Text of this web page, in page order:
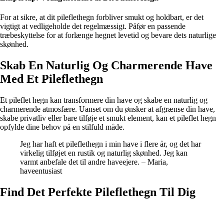
For at sikre, at dit pileflethegn forbliver smukt og holdbart, er det
vigtigt at vedligeholde det regelmæssigt. Påfør en passende
træbeskyttelse for at forlænge hegnet levetid og bevare dets naturlige
skønhed.
Skab En Naturlig Og Charmerende Have
Med Et Pileflethegn
Et pileflet hegn kan transformere din have og skabe en naturlig og
charmerende atmosfære. Uanset om du ønsker at afgrænse din have,
skabe privatliv eller bare tilføje et smukt element, kan et pileflet hegn
opfylde dine behov på en stilfuld måde.
Jeg har haft et pileflethegn i min have i flere år, og det har
virkelig tilføjet en rustik og naturlig skønhed. Jeg kan
varmt anbefale det til andre haveejere. – Maria,
haveentusiast
Find Det Perfekte Pileflethegn Til Dig